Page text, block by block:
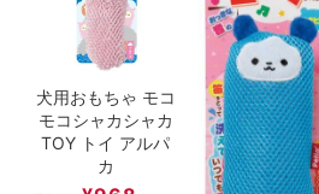
犬用おもちゃ モコ
モコシャカシャカ
TOY トイ アルパ
カ